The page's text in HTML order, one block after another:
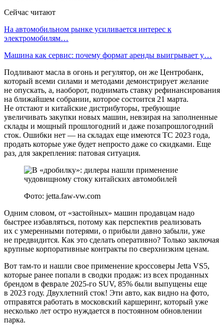
Сейчас читают
На автомобильном рынке усиливается интерес к
электромобилям…
Машина как сервис: почему формат аренды выигрывает у…
Подливают масла в огонь и регулятор, он же Центробанк,
который всеми силами и методами демонстрирует желание
не опускать, а, наоборот, поднимать ставку рефинансирования
на ближайшем собрании, которое состоится 21 марта.
Не отстают и китайские дистрибуторы, требующие
увеличивать закупки новых машин, невзирая на заполненные
склады и мощный прошлогодний и даже позапрошлогодний
сток. Ошибки нет — на складах еще имеются ТС 2023 года,
продать которые уже будет непросто даже со скидками. Еще
раз, для закрепления: патовая ситуация.
Фото: jetta.faw-vw.com
Одним словом, от «застойных» машин продавцам надо
быстрее избавляться, потому как перспектив реализовать
их с умеренными потерями, о прибыли давно забыли, уже
не предвидится. Как это сделать оперативно? Только заключая
крупные корпоративные контракты по сверхнизким ценам.
Вот там-то и нашли свое применение кроссоверы Jetta VS5,
которые ранее попали в сводки продаж: из всех проданных
брендом в феврале 2025-го SUV, 85% были выпущены еще
в 2023 году. Двухлетний сток! Эти авто, как видно на фото,
отправятся работать в московский каршеринг, который уже
несколько лет остро нуждается в постоянном обновлении
парка.